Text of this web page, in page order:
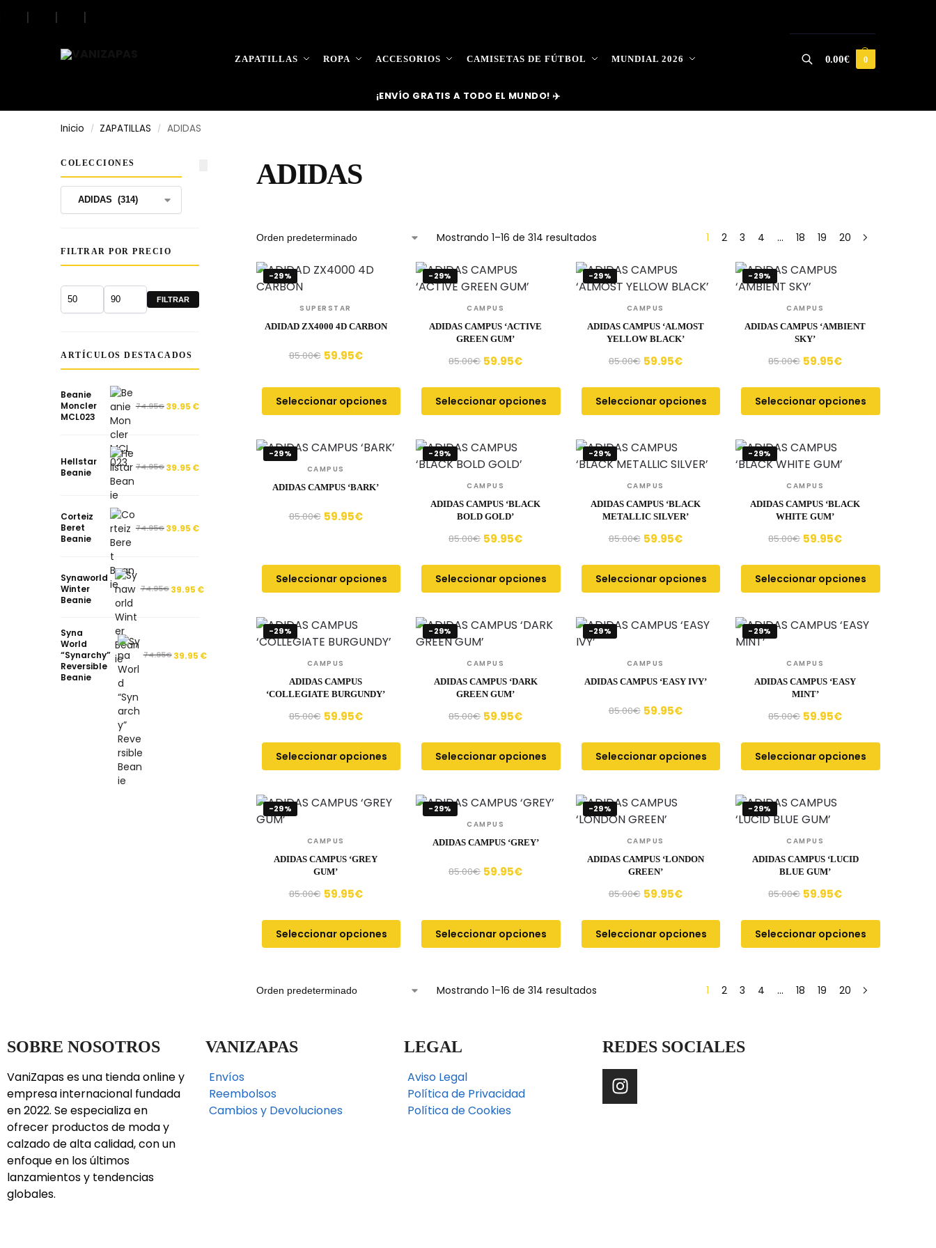
| | |
ZAPATILLAS ROPA ACCESORIOS CAMISETAS DE FÚTBOL MUNDIAL 2026
Search
0.00€ 0
¡ENVÍO GRATIS A TODO EL MUNDO! ✈️
Inicio / ZAPATILLAS / ADIDAS
ADIDAS
Mostrando 1–16 de 314 resultados 1 2 3 4 … 18 19 20
-29%
SUPERSTAR
ADIDAD ZX4000 4D CARBON
85.00€ 59.95€
Seleccionar opciones
-29%
CAMPUS
ADIDAS CAMPUS ‘ACTIVE
GREEN GUM’
85.00€ 59.95€
Seleccionar opciones
-29%
CAMPUS
ADIDAS CAMPUS ‘ALMOST
YELLOW BLACK’
85.00€ 59.95€
Seleccionar opciones
-29%
CAMPUS
ADIDAS CAMPUS ‘AMBIENT
SKY’
85.00€ 59.95€
Seleccionar opciones
-29%
CAMPUS
ADIDAS CAMPUS ‘BARK’
85.00€ 59.95€
Seleccionar opciones
-29%
CAMPUS
ADIDAS CAMPUS ‘BLACK
BOLD GOLD’
85.00€ 59.95€
Seleccionar opciones
-29%
CAMPUS
ADIDAS CAMPUS ‘BLACK
METALLIC SILVER’
85.00€ 59.95€
Seleccionar opciones
-29%
CAMPUS
ADIDAS CAMPUS ‘BLACK
WHITE GUM’
85.00€ 59.95€
Seleccionar opciones
-29%
CAMPUS
ADIDAS CAMPUS
‘COLLEGIATE BURGUNDY’
85.00€ 59.95€
Seleccionar opciones
-29%
CAMPUS
ADIDAS CAMPUS ‘DARK
GREEN GUM’
85.00€ 59.95€
Seleccionar opciones
-29%
CAMPUS
ADIDAS CAMPUS ‘EASY IVY’
85.00€ 59.95€
Seleccionar opciones
-29%
CAMPUS
ADIDAS CAMPUS ‘EASY
MINT’
85.00€ 59.95€
Seleccionar opciones
-29%
CAMPUS
ADIDAS CAMPUS ‘GREY
GUM’
85.00€ 59.95€
Seleccionar opciones
-29%
CAMPUS
ADIDAS CAMPUS ‘GREY’
85.00€ 59.95€
Seleccionar opciones
-29%
CAMPUS
ADIDAS CAMPUS ‘LONDON
GREEN’
85.00€ 59.95€
Seleccionar opciones
-29%
CAMPUS
ADIDAS CAMPUS ‘LUCID
BLUE GUM’
85.00€ 59.95€
Seleccionar opciones
Mostrando 1–16 de 314 resultados 1 2 3 4 … 18 19 20
COLECCIONES
FILTRAR POR PRECIO
FILTRAR
ARTÍCULOS DESTACADOS
Beanie
Moncler
MCL023
74.95€39.95 €
Hellstar
Beanie
74.95€39.95 €
Corteiz
Beret
Beanie
74.95€39.95 €
Synaworld
Winter
Beanie
74.95€ 39.95 €
Syna
World
“Synarchy”
Reversible
Beanie
74.95€ 39.95 €
SOBRE NOSOTROS
VaniZapas es una tienda online y
empresa internacional fundada
en 2022. Se especializa en
ofrecer productos de moda y
calzado de alta calidad, con un
enfoque en los últimos
lanzamientos y tendencias
globales.
VANIZAPAS
Envíos
Reembolsos
Cambios y Devoluciones
LEGAL
Aviso Legal
Política de Privacidad
Política de Cookies
REDES SOCIALES